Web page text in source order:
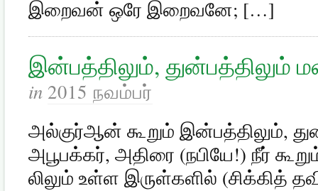
இறைவன் ஒரே இறைவனே; […]
இன்பத்திலும், துன்பத்திலும்
in 2015 நவம்பர்
அல்குர்ஆன் கூறும் இன்பத்திலும்,
அபூபக்கர், அதிரை (நபியே!) நீர்
லிலும் உள்ள இருள்களில் (சிக்கித்